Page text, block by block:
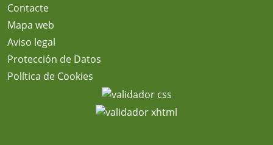
Contacte
Mapa web
Aviso legal
Protección de Datos
Política de Cookies